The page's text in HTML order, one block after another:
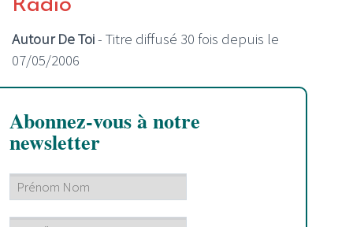
Autour De Toi- Titre diffusé 30 fois depuis le
07/05/2006
Abonnez-vous à notre
newsletter